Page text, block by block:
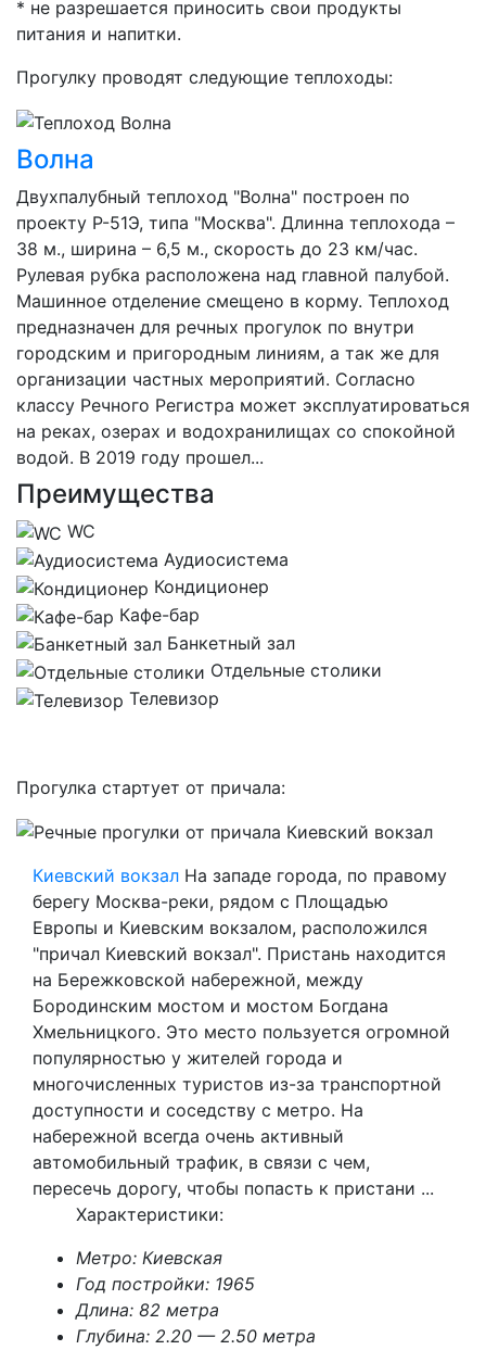
* не разрешается приносить свои продукты
питания и напитки.
Прогулку проводят следующие теплоходы:
Волна
Двухпалубный теплоход "Волна" построен по
проекту Р-51Э, типа "Москва". Длинна теплохода –
38 м., ширина – 6,5 м., скорость до 23 км/час.
Рулевая рубка расположена над главной палубой.
Машинное отделение смещено в корму. Теплоход
предназначен для речных прогулок по внутри
городским и пригородным линиям, а так же для
организации частных мероприятий. Согласно
классу Речного Регистра может эксплуатироваться
на реках, озерах и водохранилищах со спокойной
водой. В 2019 году прошел...
Преимущества
WC
Аудиосистема
Кондиционер
Кафе-бар
Банкетный зал
Отдельные столики
Телевизор
Прогулка стартует от причала:
Киевский вокзал На западе города, по правому
берегу Москва-реки, рядом с Площадью
Европы и Киевским вокзалом, расположился
"причал Киевский вокзал". Пристань находится
на Бережковской набережной, между
Бородинским мостом и мостом Богдана
Хмельницкого. Это место пользуется огромной
популярностью у жителей города и
многочисленных туристов из-за транспортной
доступности и соседству с метро. На
набережной всегда очень активный
автомобильный трафик, в связи с чем,
пересечь дорогу, чтобы попасть к пристани ...
Характеристики:
Метро: Киевская
Год постройки: 1965
Длина: 82 метра
Глубина: 2.20 — 2.50 метра